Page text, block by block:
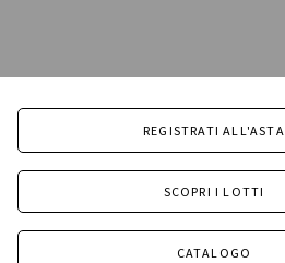
REGISTRATI ALL'ASTA
SCOPRI I LOTTI
CATALOGO